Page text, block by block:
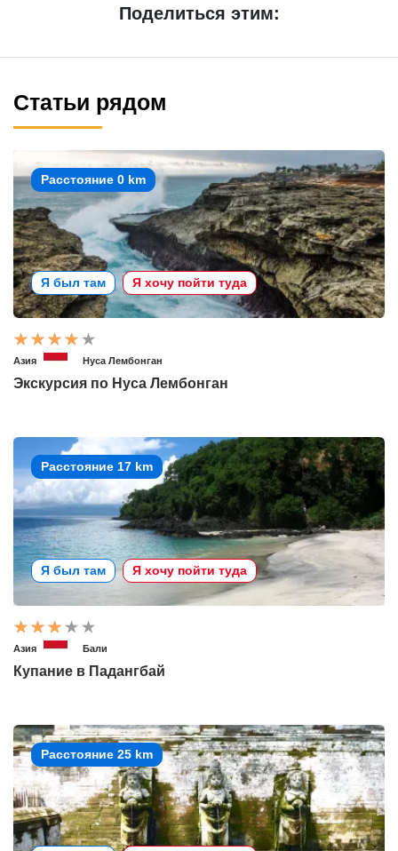
Поделиться этим:
Статьи рядом
Расстояние 0 km
Я был там Я хочу пойти туда
Азия Нуса Лембонган
Экскурсия по Нуса Лембонган
Расстояние 17 km
Я был там Я хочу пойти туда
Азия Бали
Купание в Падангбай
Расстояние 25 km